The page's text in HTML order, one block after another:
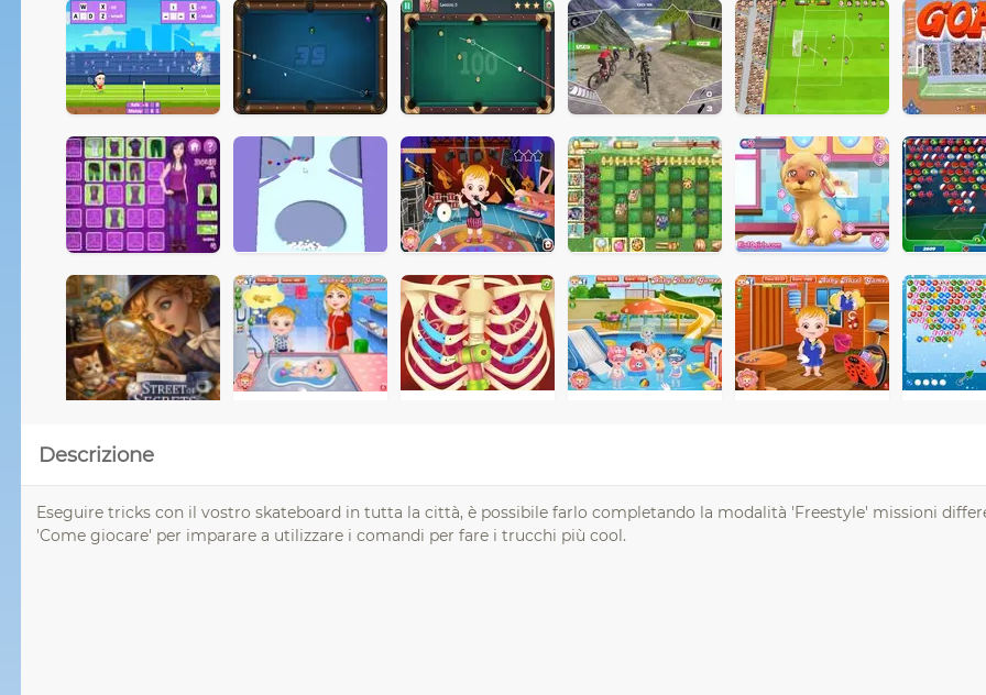
Descrizione
Eseguire tricks con il vostro skateboard in tutta la città, è possibile farlo completando la modalità 'Freestyle' missioni
'Come giocare' per imparare a utilizzare i comandi per fare i trucchi più cool.